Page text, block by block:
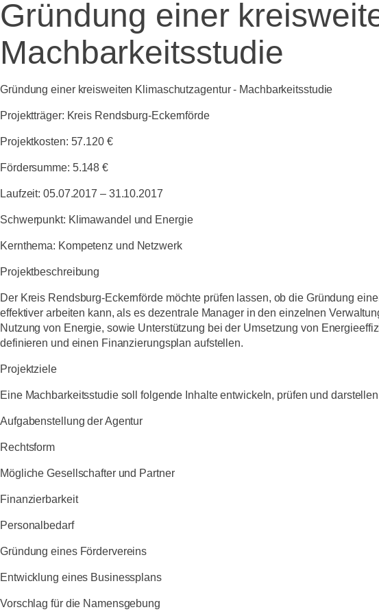
Gründung einer
Machbarkeitsstudie
Gründung einer kreisweiten Klimaschutzagentur - Machbarkeitsstudie
Projektträger: Kreis Rendsburg-Eckernförde
Projektkosten: 57.120 €
Fördersumme: 5.148 €
Laufzeit: 05.07.2017 – 31.10.2017
Schwerpunkt: Klimawandel und Energie
Kernthema: Kompetenz und Netzwerk
Projektbeschreibung
Der Kreis Rendsburg-Eckernförde möchte prüfen lassen, ob die Gründung
effektiver arbeiten kann, als es dezentrale Manager in den einzelnen
Nutzung von Energie, sowie Unterstützung bei der Umsetzung von
definieren und einen Finanzierungsplan aufstellen.
Projektziele
Eine Machbarkeitsstudie soll folgende Inhalte entwickeln, prüfen und
Aufgabenstellung der Agentur
Rechtsform
Mögliche Gesellschafter und Partner
Finanzierbarkeit
Personalbedarf
Gründung eines Fördervereins
Entwicklung eines Businessplans
Vorschlag für die Namensgebung